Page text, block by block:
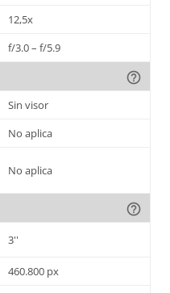
12,5x
f/3.0 – f/5.9
help_outline
Sin visor
No aplica
No aplica
help_outline
3''
460.800 px